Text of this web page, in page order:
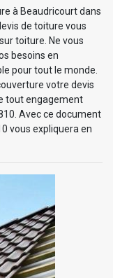
à Beaudricourt dans
de toiture vous
toiture. Ne vous
besoins en
pour tout le monde.
votre devis
tout engagement
Avec ce document
vous expliquera en